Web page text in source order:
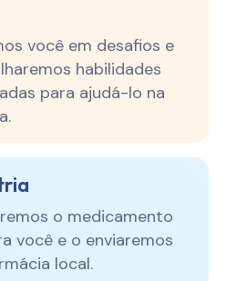
você em desafios e
habilidades
para ajudá-lo na
o medicamento
você e o enviaremos
local.